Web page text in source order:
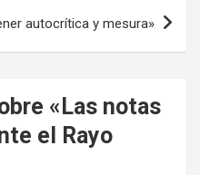
autocrítica y mesura»
« Las notas
el Rayo